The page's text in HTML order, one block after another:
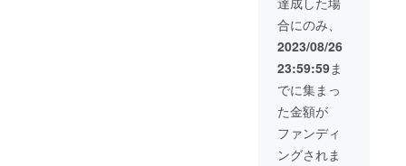
真の生
写真１
０枚 ■
オンラ
イン
デート
（60分
程度）
ご本
人とご
自身の
日行わ
れるお
渡し撮
影会
（60分
程度）
とオン
ライン
デート
（60分
程度）
でお送
りし、
写真集
＋生写
真10枚
＋撮影
衣装＋
私物を
郵送で
お届け
致しま
ショッ
ト写メ
撮影）
＋お渡
し撮影
会（60
分程
度）＋
オンラ
イン
デート
合にのみ、
2023/08/26
23:59:59ま
でに集まっ
た金額が
ファンディ
ングされま